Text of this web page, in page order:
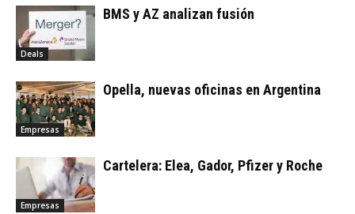
Deals
BMS y AZ analizan fusión
Empresas
Opella, nuevas oficinas en Argentina
Empresas
Cartelera: Elea, Gador, Pfizer y Roche